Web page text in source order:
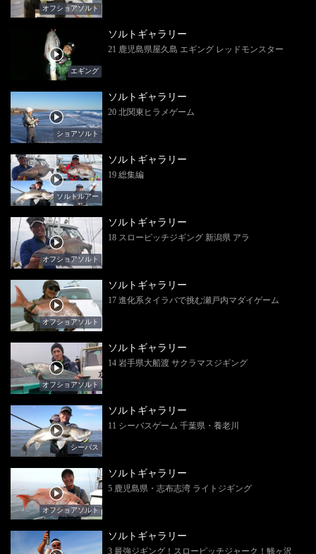
オフショアソルト
エギング
ソルトギャラリー
21 鹿児島県屋久島 エギング レッドモンスター
ショアソルト
ソルトギャラリー
20 北関東ヒラメゲーム
ソルトルアー
ソルトギャラリー
19 総集編
オフショアソルト
ソルトギャラリー
18 スローピッチジギング 新潟県 アラ
オフショアソルト
ソルトギャラリー
17 進化系タイラバで挑む瀬戸内マダイゲーム
オフショアソルト
ソルトギャラリー
14 岩手県大船渡 サクラマスジギング
シーバス
ソルトギャラリー
11 シーバスゲーム 千葉県・養老川
オフショアソルト
ソルトギャラリー
5 鹿児島県・志布志湾 ライトジギング
ソルトギャラリー
3 最強ジギング！スローピッチジャーク！鯵ヶ沢